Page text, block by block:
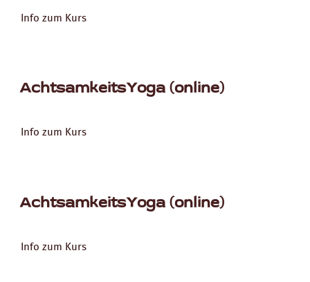
Info zum Kurs
AchtsamkeitsYoga (online)
Info zum Kurs
AchtsamkeitsYoga (online)
Info zum Kurs